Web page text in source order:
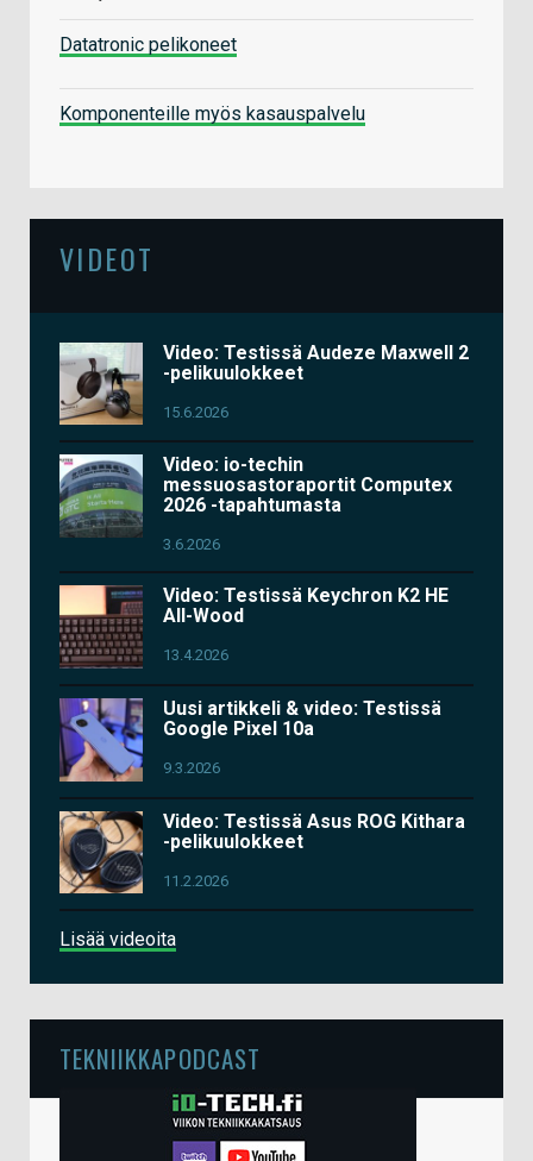
Datatronic pelikoneet
Komponenteille myös kasauspalvelu
VIDEOT
Video: Testissä Audeze Maxwell 2
-pelikuulokkeet
15.6.2026
Video: io-techin
messuosastoraportit Computex
2026 -tapahtumasta
3.6.2026
Video: Testissä Keychron K2 HE
All-Wood
13.4.2026
Uusi artikkeli & video: Testissä
Google Pixel 10a
9.3.2026
Video: Testissä Asus ROG Kithara
-pelikuulokkeet
11.2.2026
Lisää videoita
TEKNIIKKAPODCAST